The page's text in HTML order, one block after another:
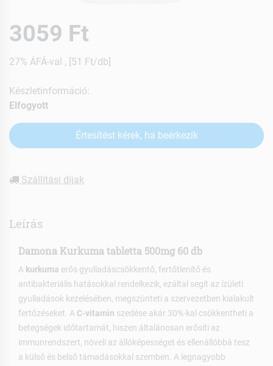
3059 Ft
27% ÁFÁ-val , [51 Ft/db]
Készletinformáció:
Elfogyott
Értesítést kérek, ha beérkezik
Szállítási díjak
Leírás
Damona Kurkuma tabletta 500mg 60 db
A kurkuma erős gyulladáscsökkentő, fertőtlenítő és
antibakteriális hatásokkal rendelkezik, ezáltal segít az ízületi
gyulladások kezelésében, megszünteti a szervezetben kialakult
fertőzéseket. A C-vitamin szedése akár 30%-kal csökkentheti a
betegségek időtartamát, hiszen általánosan erősíti az
immunrendszert, növeli az állóképességet és ellenállóbbá tesz
a külső és belső támadásokkal szemben. A legnagyobb